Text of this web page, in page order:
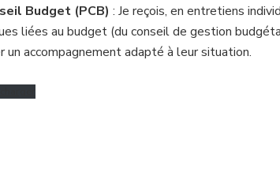
Budget (PCB) : Je reçois, en entretiens
liées au budget (du conseil de gestion
un accompagnement adapté à leur situation.